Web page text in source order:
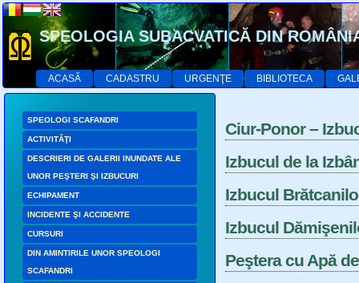
SPEOLOGIA SUBACVATICĂ DIN
ACASĂ CADASTRU URGENŢE BIBLIOTECA
SPEOLOGI SCAFANDRI
ACTIVITĂŢI
DESCRIERI DE GALERII INUNDATE ALE
UNOR PEŞTERI ŞI IZBUCURI
ECHIPAMENT
INCIDENTE ŞI ACCIDENTE
CURSURI
DIN AMINTIRILE UNOR SPEOLOGI
SCAFANDRI
Ciur-Ponor –
Izbucul de la
Izbucul
Izbucul
Peştera cu Apă